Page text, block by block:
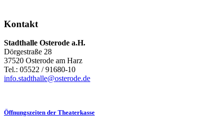
Kontakt
Stadthalle Osterode a.H.
Dörgestraße 28
37520 Osterode am Harz
Tel.: 05522 / 91680-10
info.stadthalle@osterode.de
Öffnungszeiten der Theaterkasse